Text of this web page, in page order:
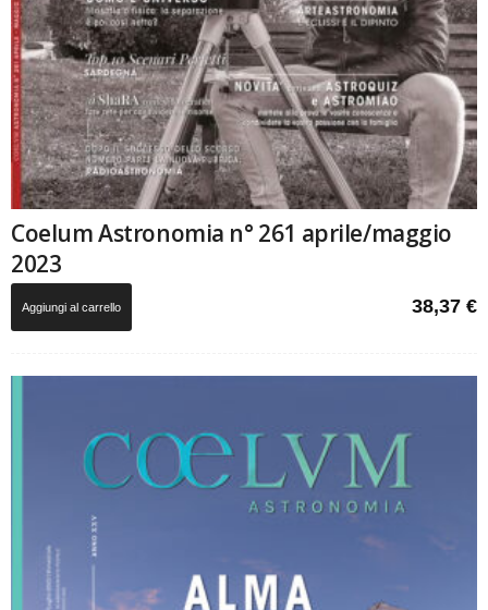
Coelum Astronomia n° 261 aprile/maggio
2023
38,37 €
Aggiungi al carrello